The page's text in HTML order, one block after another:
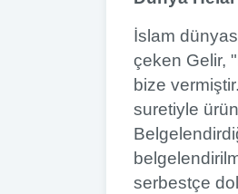
İslam
çeken Gelir,
bize
suretiyle
serbestçe